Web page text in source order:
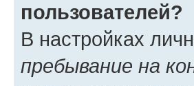
пользователей?
В настройках
пребывание на